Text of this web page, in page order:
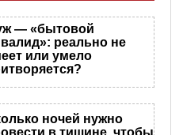
— «бытовой
реально не
или умело
ночей нужно